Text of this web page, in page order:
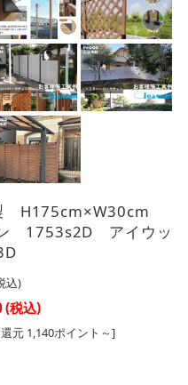
H175cm×W30cm
1753s2D アイウッ
込)
(税込)
元 1,140ポイント～]